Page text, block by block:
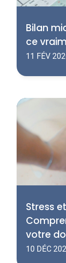
Bilan
ce
11 FÉV
Stress
votre
10 DÉC